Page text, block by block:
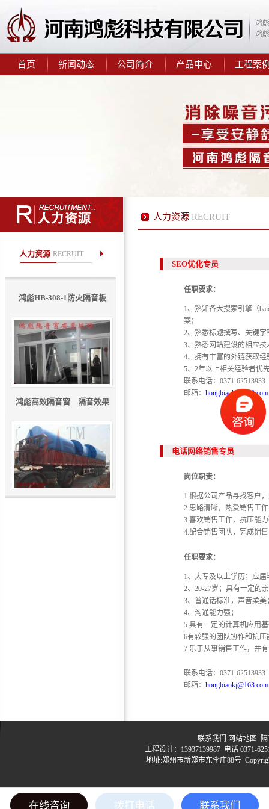
鸿
鸿
首页 新闻动态 公司简介 产品中心 工程案
人力资源 RECRUIT
音板
鸿彪HB-308-1防火隔音板
鸿彪高效隔音窗—隔音效果
好！
人力资源 RECRUIT
SEO优化专员
任职要求：
1、熟知各大搜索引擎（
案；
2、熟悉标题撰写、关键
3、熟悉网站建设的相应
4、拥有丰富的外链获取
5、2年以上相关经验者优
联系电话：0371-
邮箱： hongbiaokj@163.com
电话网络销售专员
岗位职责：
1.根据公司产品寻找客户
2.思路清晰，热爱销售工
3.喜欢销售工作，抗压能
4.配合销售团队，完成销
任职要求：
1、大专及以上学历；应
2、20-27岁；具有一定的
3、普通话标准，声音柔美
4、沟通能力强；
5.具有一定的计算机应用
6有较强的团队协作和抗压
7.乐于从事销售工作，并
联系电话：0371-
邮箱： hongbiaokj@163.com
联系我们 网站地图
工程设计：13937139987 电话 0371-
地址:郑州市新郑市东李庄88号
在线咨询 拨打电话 联系我们